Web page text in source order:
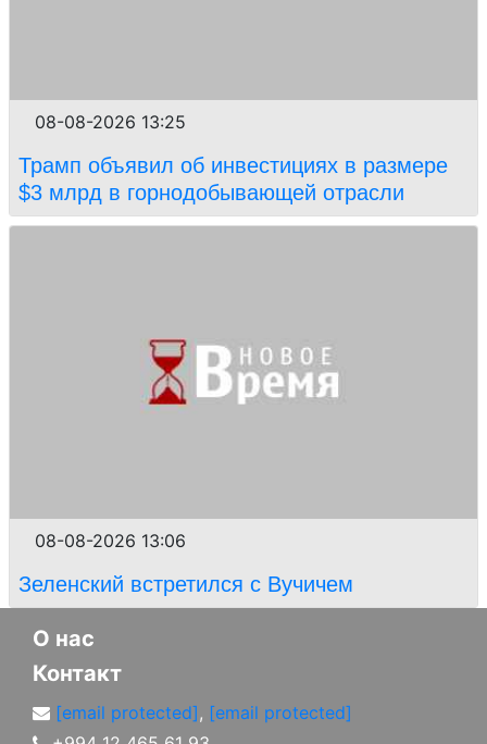
08-08-2026 13:25
Трамп объявил об инвестициях в размере
$3 млрд в горнодобывающей отрасли
08-08-2026 13:06
Зеленский встретился с Вучичем
О нас
Контакт
[email protected], [email protected]